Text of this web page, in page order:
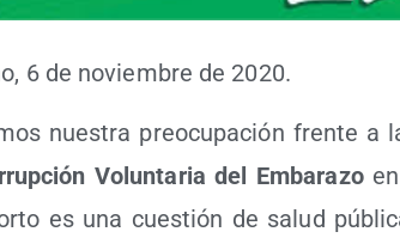
6 de noviem­bre de 2020.
nues­tra preo­cu­pa­ción fren­te a
Volun­ta­ria del Emba­ra­zoen
es una cues­tión de salud